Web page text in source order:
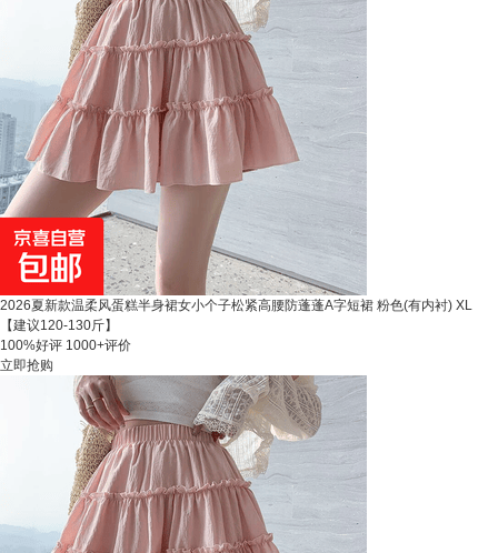
2026夏新款温柔风蛋糕半身裙女小个子松紧高腰防蓬蓬A字短裙 粉色(有内衬) XL
【建议120-130斤】
100%好评 1000+评价
立即抢购